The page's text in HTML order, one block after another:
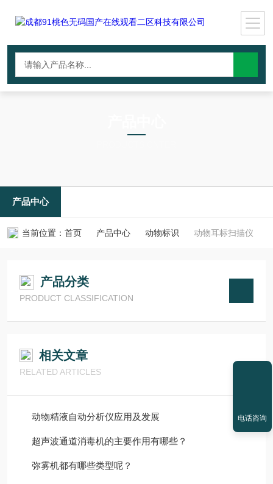
产品中心
当前位置： 首页 产品中心 动物标识 动物耳标扫描仪
产品分类
PRODUCT CLASSIFICATION
相关文章
RELATED ARTICLES
动物精液自动分析仪应用及发展
超声波通道消毒机的主要作用有哪些？
弥雾机都有哪些类型呢？
电话咨询